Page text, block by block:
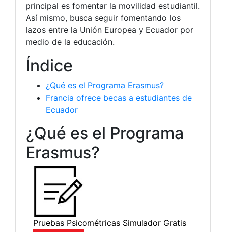
principal es fomentar la movilidad estudiantil.
Así mismo, busca seguir fomentando los
lazos entre la Unión Europea y Ecuador por
medio de la educación.
Índice
¿Qué es el Programa Erasmus?
Francia ofrece becas a estudiantes de
Ecuador
¿Qué es el Programa
Erasmus?